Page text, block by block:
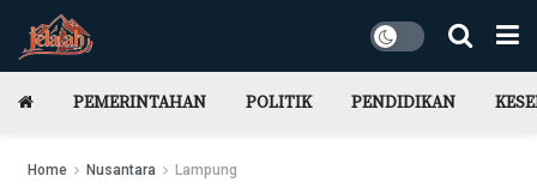
PEMERINTAHAN POLITIK PENDIDIKAN
Home Nusantara Lampung